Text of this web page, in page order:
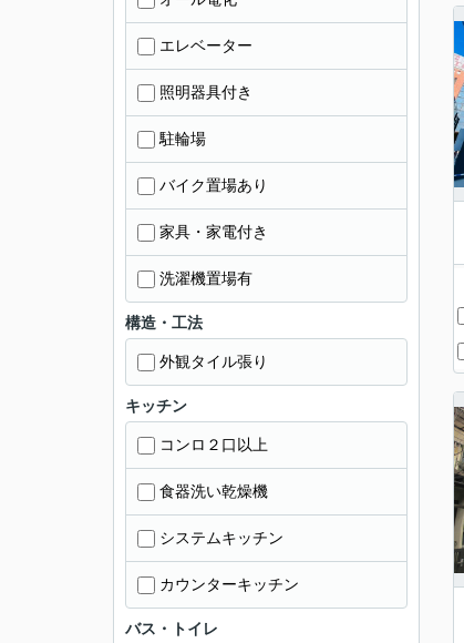
エレベーター
照明器具付き
駐輪場
バイク置場あり
家具・家電付き
洗濯機置場有
構造・工法
外観タイル張り
キッチン
コンロ２口以上
食器洗い乾燥機
システムキッチン
カウンターキッチン
バス・トイレ